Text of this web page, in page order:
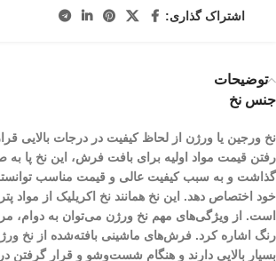
اشتراک گذاری:
توضیحات
جنس نخ
نخ ورجین یا ورژن از لحاظ کیفیت در درجات بالایی
رفتن قیمت مواد اولیه برای بافت فرش، این نخ پا
گذاشت و به سبب کیفیت عالی و قیمت مناسب
خود اختصاص دهد. این نخ همانند نخ اکریلیک از مواد
است. از ویژگی‌های مهم نخ ورژن می‌توان به دوام،
رنگ اشاره کرد. فرش‌های ماشینی بافته‌شده از نخ
بسیار بالایی دارند و هنگام شست‌و‌شو و قرار گرفتن